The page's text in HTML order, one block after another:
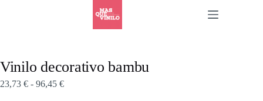
Vinilo decorativo bambu
23,73 € - 96,45 €